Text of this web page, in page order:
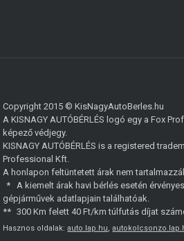
Copyright 2015 © KisNagyAutoBerles.hu
A KISNAGY AUTÓBÉRLÉS logó egy a Fox
képező védjegy.
KISNAGY AUTÓBÉRLÉS is a registered
Professional Kft.
A honlapon feltüntetett árak nem
* A kiemelt árak havi bérlés esetén
gépjárművek adatlapjain találhatóak.
** 300 Km felett 40 Ft/km túlfutás díjat
Hasznos oldalak:auto.lap.hu,